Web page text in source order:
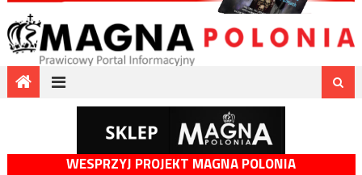
WESPRZYJ PROJEKT MAGNA POLONIA